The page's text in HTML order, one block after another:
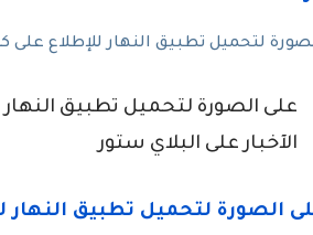
لتحميل تطبيق النهار للإطلاع على
على الصورة لتحميل تطبيق
الآخبار على البلاي ستور